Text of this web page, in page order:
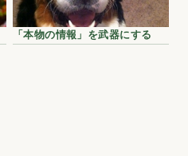
「本物の情報」を武器にする